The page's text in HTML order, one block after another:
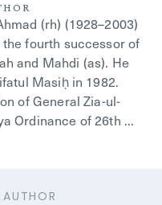
(rh) (1928–2003)
fourth successor of
and Mahdi (as). He
Masiḥ in 1982.
of General Zia-ul-
Ordinance of 26th ...